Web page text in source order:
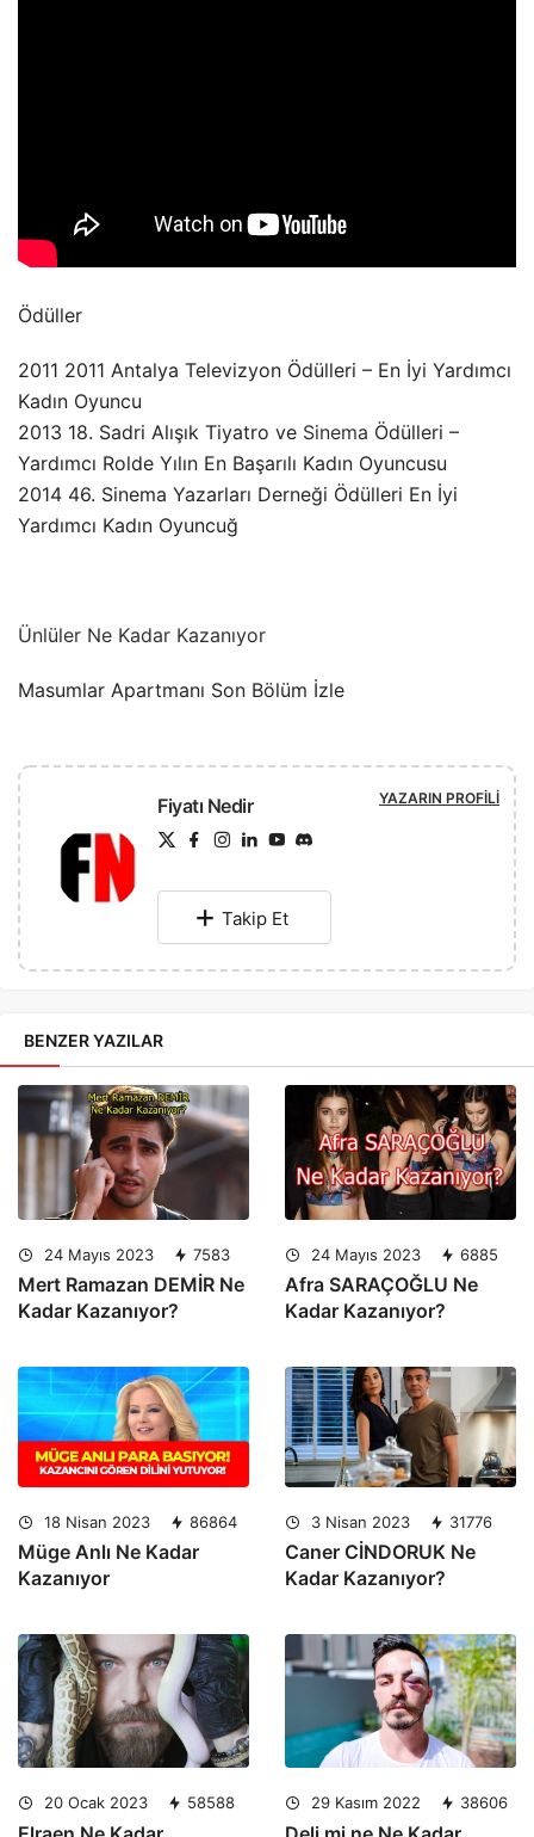
Ödüller
2011 2011 Antalya Televizyon Ödülleri – En İyi Yardımcı
Kadın Oyuncu
2013 18. Sadri Alışık Tiyatro ve Sinema Ödülleri –
Yardımcı Rolde Yılın En Başarılı Kadın Oyuncusu
2014 46. Sinema Yazarları Derneği Ödülleri En İyi
Yardımcı Kadın Oyuncuğ
Ünlüler Ne Kadar Kazanıyor
Masumlar Apartmanı Son Bölüm İzle
Fiyatı Nedir YAZARIN PROFILI
Takip Et
BENZER YAZILAR
24 Mayıs 2023 7583
Mert Ramazan DEMİR Ne
Kadar Kazanıyor?
24 Mayıs 2023 6885
Afra SARAÇOĞLU Ne
Kadar Kazanıyor?
18 Nisan 2023 86864
Müge Anlı Ne Kadar
Kazanıyor
3 Nisan 2023 31776
Caner CİNDORUK Ne
Kadar Kazanıyor?
20 Ocak 2023 58588 29 Kasım 2022 38606